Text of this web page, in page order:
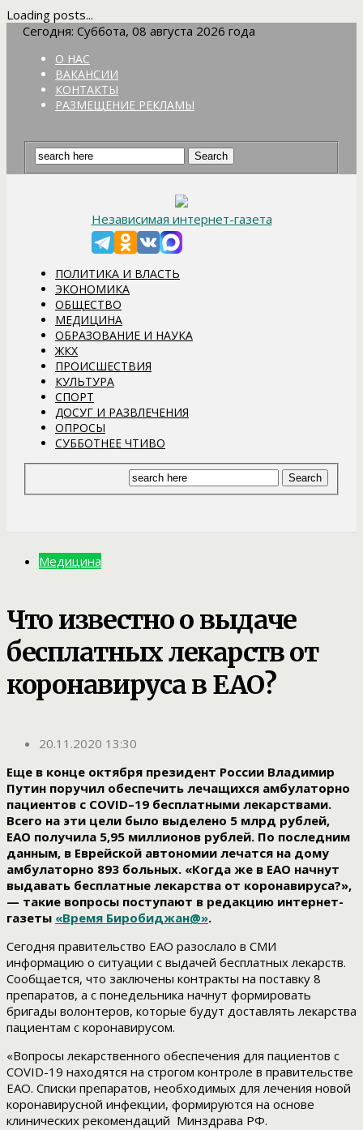
Loading posts...
Сегодня: Суббота, 08 августа 2026 года
О НАС
ВАКАНСИИ
КОНТАКТЫ
РАЗМЕЩЕНИЕ РЕКЛАМЫ
Независимая интернет-газета
ПОЛИТИКА И ВЛАСТЬ
ЭКОНОМИКА
ОБЩЕСТВО
МЕДИЦИНА
ОБРАЗОВАНИЕ И НАУКА
ЖКХ
ПРОИСШЕСТВИЯ
КУЛЬТУРА
СПОРТ
ДОСУГ И РАЗВЛЕЧЕНИЯ
ОПРОСЫ
СУББОТНЕЕ ЧТИВО
Медицина
Что известно о выдаче
бесплатных лекарств от
коронавируса в ЕАО?
20.11.2020 13:30
Еще в конце октября президент России Владимир
Путин поручил обеспечить лечащихся амбулаторно
пациентов с COVID–19 бесплатными лекарствами.
Всего на эти цели было выделено 5 млрд рублей,
ЕАО получила 5,95 миллионов рублей. По последним
данным, в Еврейской автономии лечатся на дому
амбулаторно 893 больных. «Когда же в ЕАО начнут
выдавать бесплатные лекарства от коронавируса?»,
— такие вопросы поступают в редакцию интернет-
газеты «Время Биробиджан@».
Сегодня правительство ЕАО разослало в СМИ
информацию о ситуации с выдачей бесплатных лекарств.
Сообщается, что заключены контракты на поставку 8
препаратов, а с понедельника начнут формировать
бригады волонтеров, которые будут доставлять лекарства
пациентам с коронавирусом.
«Вопросы лекарственного обеспечения для пациентов с
COVID-19 находятся на строгом контроле в правительстве
ЕАО. Списки препаратов, необходимых для лечения новой
коронавирусной инфекции, формируются на основе
клинических рекомендаций Минздрава РФ.